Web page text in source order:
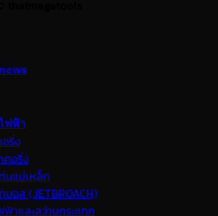
ฟฟ้า
ริ่ง
คอริ่ง
นแม่เหล็ก
บอส (JETBROACH)
ฟ้าและสว่านกระแทก